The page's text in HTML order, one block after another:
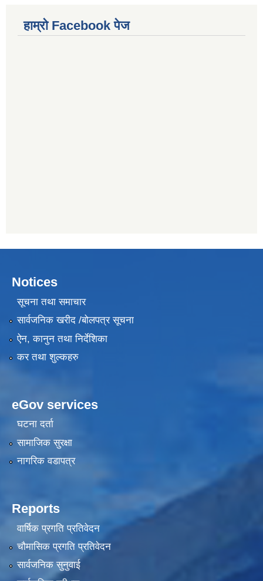
हाम्राे Facebook पेज
Notices
सूचना तथा समाचार
सार्वजनिक खरीद /बोलपत्र सूचना
ऐन, कानुन तथा निर्देशिका
कर तथा शुल्कहरु
eGov services
घटना दर्ता
सामाजिक सुरक्षा
नागरिक वडापत्र
Reports
वार्षिक प्रगति प्रतिवेदन
चौमासिक प्रगति प्रतिवेदन
सार्वजनिक सुनुवाई